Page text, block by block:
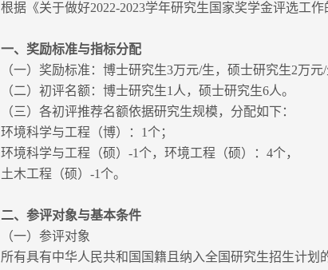
根据《关于做好2022-2023学年研究生国家奖学金评选工
一、奖励标准与指标分配
（一）奖励标准：博士研究生3万元/生，硕士研究生2万元/
（二）初评名额：博士研究生1人，硕士研究生6人。
（三）各初评推荐名额依据研究生规模，分配如下：
环境科学与工程（博）：1个；
环境科学与工程（硕）-1个，环境工程（硕）：4个，
土木工程（硕）-1个。
二、参评对象与基本条件
（一）参评对象
所有具有中华人民共和国国籍且纳入全国研究生招生计划